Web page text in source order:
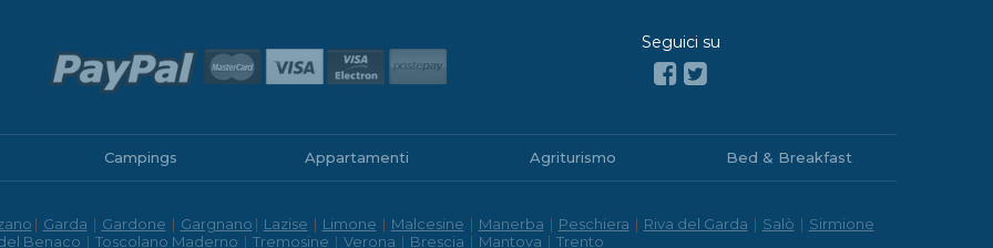
Seguici su
Campings Appartamenti Agriturismo Bed & Breakfast
| Garda | Gardone | Gargnano | Lazise | Limone | Malcesine | Manerba | Peschiera | Riva del Garda | Salò | Sirmione
Benaco | Toscolano Maderno | Tremosine | Verona | Brescia | Mantova | Trento